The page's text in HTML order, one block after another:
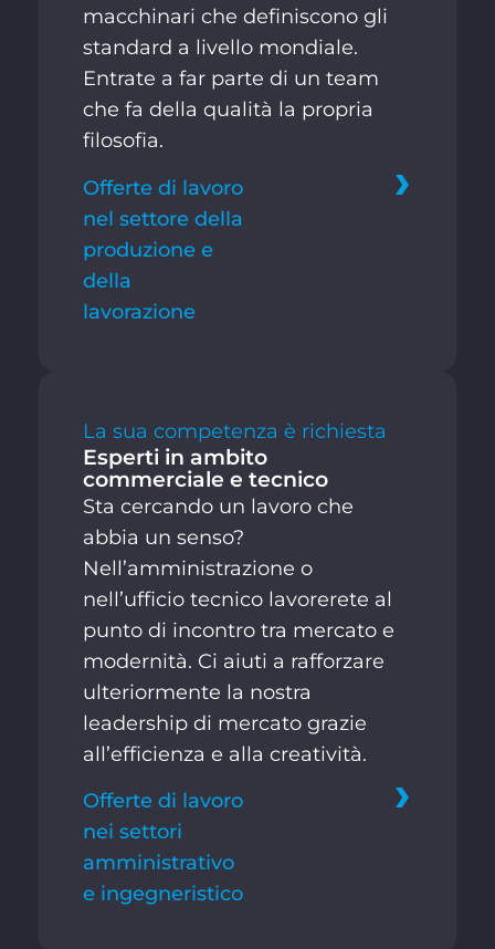
macchinari che definiscono gli
standard a livello mondiale.
Entrate a far parte di un team
che fa della qualità la propria
filosofia.
Offerte di lavoro
nel settore della
produzione e
della
lavorazione
La sua competenza è richiesta
Esperti in ambito
commerciale e tecnico
Sta cercando un lavoro che
abbia un senso?
Nell’amministrazione o
nell’ufficio tecnico lavorerete al
punto di incontro tra mercato e
modernità. Ci aiuti a rafforzare
ulteriormente la nostra
leadership di mercato grazie
all’efficienza e alla creatività.
Offerte di lavoro
nei settori
amministrativo
e ingegneristico